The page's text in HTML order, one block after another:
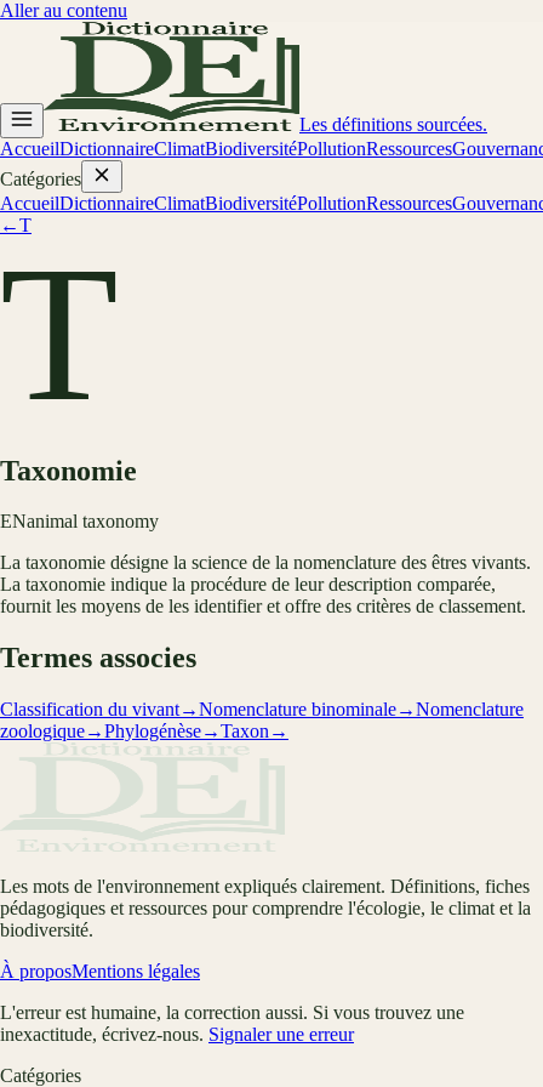
Aller au contenu
Les définitions sourcées.
AccueilDictionnaireClimatBiodiversitéPollutionRessources
Catégories
AccueilDictionnaireClimatBiodiversitéPollutionRessources
←T
T
Taxonomie
ENanimal taxonomy
La taxonomie désigne la science de la nomenclature des êtres vivants.
La taxonomie indique la procédure de leur description comparée,
fournit les moyens de les identifier et offre des critères de classement.
Termes associes
Classification du vivant→Nomenclature binominale→Nomenclature
zoologique→Phylogénèse→Taxon →
Les mots de l'environnement expliqués clairement. Définitions, fiches
pédagogiques et ressources pour comprendre l'écologie, le climat et la
biodiversité.
À proposMentions légales
L'erreur est humaine, la correction aussi. Si vous trouvez une
inexactitude, écrivez-nous. Signaler une erreur
Catégories